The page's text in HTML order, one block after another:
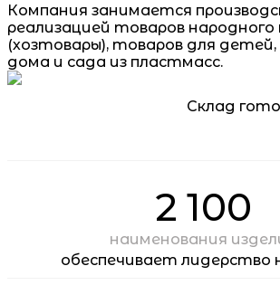
Компания занимается
реализацией товаров
(хозтовары), товаров для
дома и сада из пластмасс.
Склад
2 100
наименования
обеспечивает лидерство